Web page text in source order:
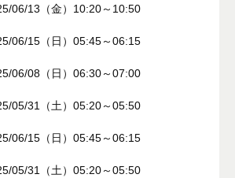
13（金）10:20～10:50
15（日）05:45～06:15
08（日）06:30～07:00
05/31（土）05:20～05:50
15（日）05:45～06:15
31（土）05:20～05:50